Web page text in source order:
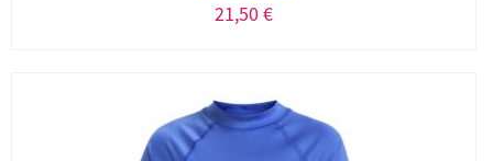
21,50 €